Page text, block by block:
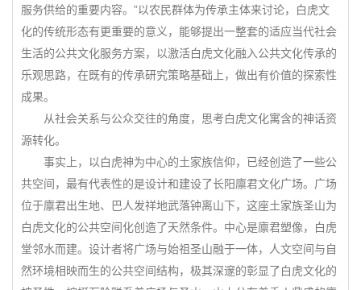
服务供给的重要内容。”以农民群体为传承主体来讨论，白虎文
化的传统形态有更重要的意义，能够提出一整套的适应当代社会
生活的公共文化服务方案，以激活白虎文化融入公共文化传承的
乐观思路，在既有的传承研究策略基础上，做出有价值的探索性
成果。
从社会关系与公众交往的角度，思考白虎文化寓含的神话资
源转化。
事实上，以白虎神为中心的土家族信仰，已经创造了一些公
共空间，最有代表性的是设计和建设了长阳廪君文化广场。广场
位于廪君出生地、巴人发祥地武落钟离山下，这座土家族圣山为
白虎文化的公共空间化创造了天然条件。中心是廪君塑像，白虎
堂邻水而建。设计者将广场与始祖圣山融于一体，人文空间与自
然环境相映而生的公共空间结构，极其深邃的彰显了白虎文化的